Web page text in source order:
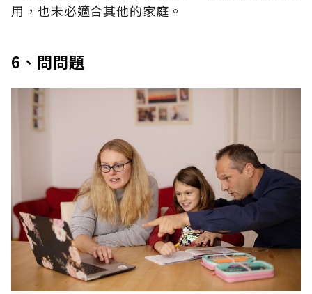
用，也未必適合其他的家庭。
6、問問題